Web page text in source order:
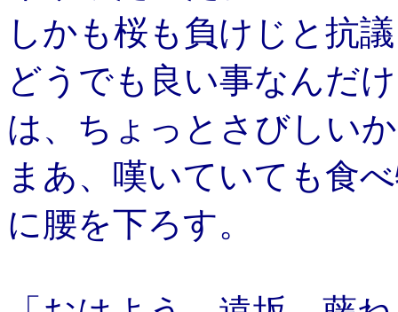
しかも桜も負けじと抗
どうでも良い事なんだ
は、ちょっとさびしい
まあ、嘆いていても食
に腰を下ろす。